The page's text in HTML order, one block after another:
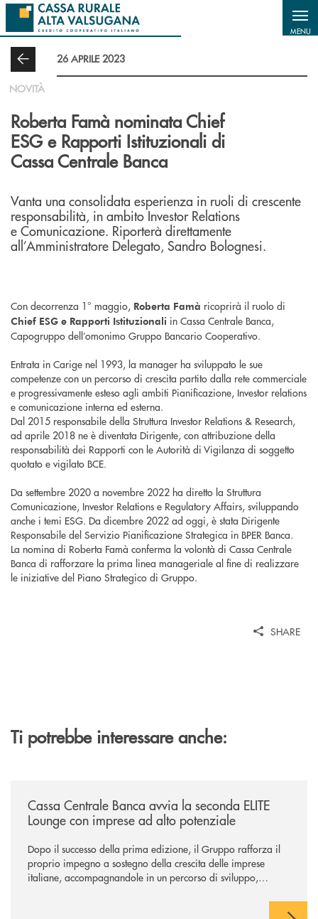
Salta al contenuto principale
MENU
26 APRILE 2023
NOVITÀ
Roberta Famà nominata Chief
ESG e Rapporti Istituzionali di
Cassa Centrale Banca
Vanta una consolidata esperienza in ruoli di crescente
responsabilità, in ambito Investor Relations
e Comunicazione. Riporterà direttamente
all’Amministratore Delegato, Sandro Bolognesi.
Con decorrenza 1° maggio, Roberta Famà ricoprirà il ruolo di
Chief ESG e Rapporti Istituzionali in Cassa Centrale Banca,
Capogruppo dell’omonimo Gruppo Bancario Cooperativo.
Entrata in Carige nel 1993, la manager ha sviluppato le sue
competenze con un percorso di crescita partito dalla rete commerciale
e progressivamente esteso agli ambiti Pianificazione, Investor relations
e comunicazione interna ed esterna.
Dal 2015 responsabile della Struttura Investor Relations & Research,
ad aprile 2018 ne è diventata Dirigente, con attribuzione della
responsabilità dei Rapporti con le Autorità di Vigilanza di soggetto
quotato e vigilato BCE.
Da settembre 2020 a novembre 2022 ha diretto la Struttura
Comunicazione, Investor Relations e Regulatory Affairs, sviluppando
anche i temi ESG. Da dicembre 2022 ad oggi, è stata Dirigente
Responsabile del Servizio Pianificazione Strategica in BPER Banca.
La nomina di Roberta Famà conferma la volontà di Cassa Centrale
Banca di rafforzare la prima linea manageriale al fine di realizzare
le iniziative del Piano Strategico di Gruppo.
SHARE
Ti potrebbe interessare anche:
Cassa Centrale Banca avvia la seconda ELITE
Lounge con imprese ad alto potenziale
Dopo il successo della prima edizione, il Gruppo rafforza il
proprio impegno a sostegno della crescita delle imprese
italiane, accompagnandole in un percorso di sviluppo,